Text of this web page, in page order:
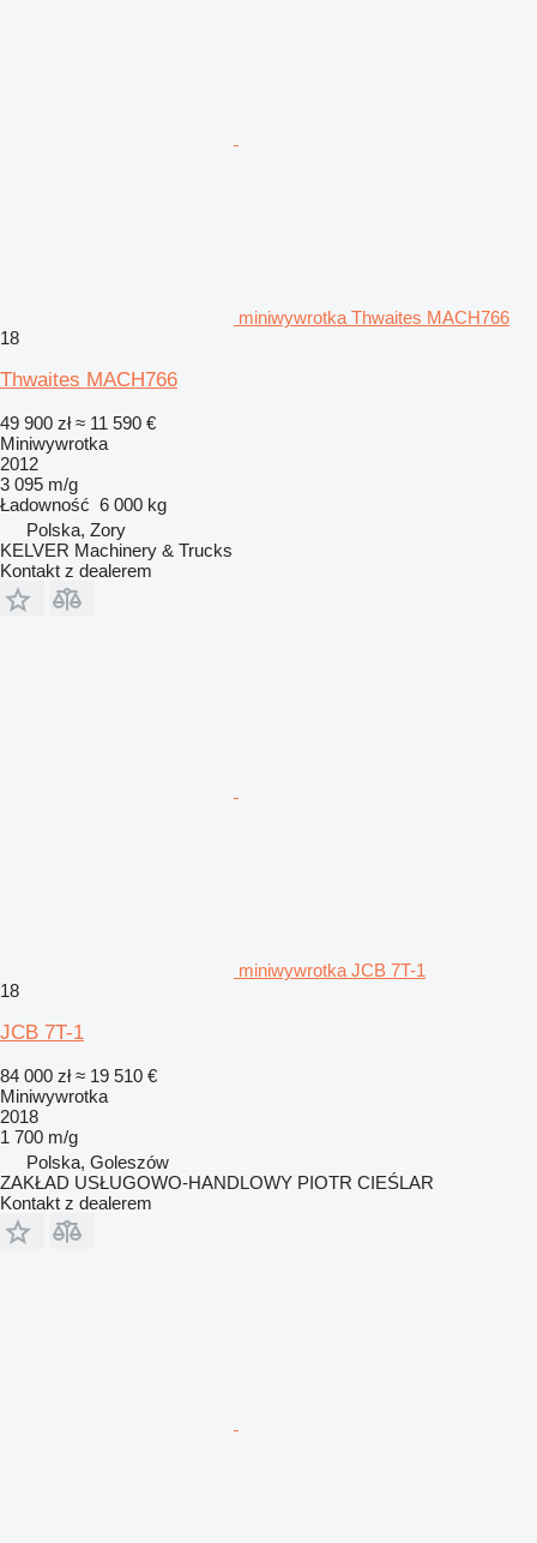
miniwywrotka Thwaites MACH766
18
Thwaites MACH766
49 900 zł ≈ 11 590 €
Miniwywrotka
2012
3 095 m/g
Ładowność 6 000 kg
Polska, Zory
KELVER Machinery & Trucks
Kontakt z dealerem
miniwywrotka JCB 7T-1
18
JCB 7T-1
84 000 zł ≈ 19 510 €
Miniwywrotka
2018
1 700 m/g
Polska, Goleszów
ZAKŁAD USŁUGOWO-HANDLOWY PIOTR CIEŚLAR
Kontakt z dealerem